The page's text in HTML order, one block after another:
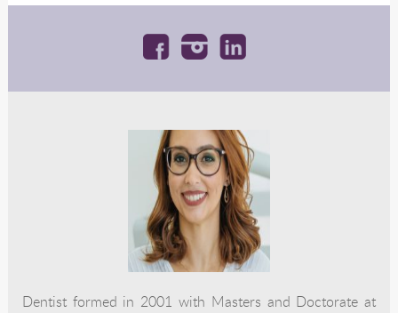
Dentist formed in 2001 with Masters and Doctorate at